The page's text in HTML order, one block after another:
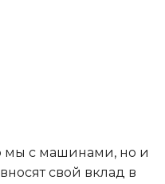
мы с машинами, но и
свой вклад в